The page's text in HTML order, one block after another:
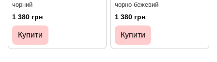
чорний
1 380 грн
Купити
чорно-бежевий
1 380 грн
Купити